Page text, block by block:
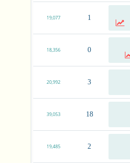
1
19,077
0
18,356
3
20,992
18
39,053
2
19,485